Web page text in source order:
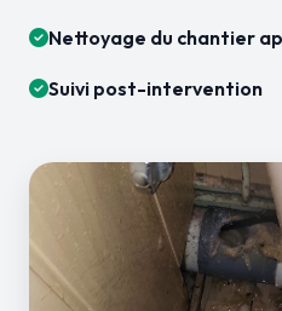
Nettoyage du chantier
Suivi post-intervention